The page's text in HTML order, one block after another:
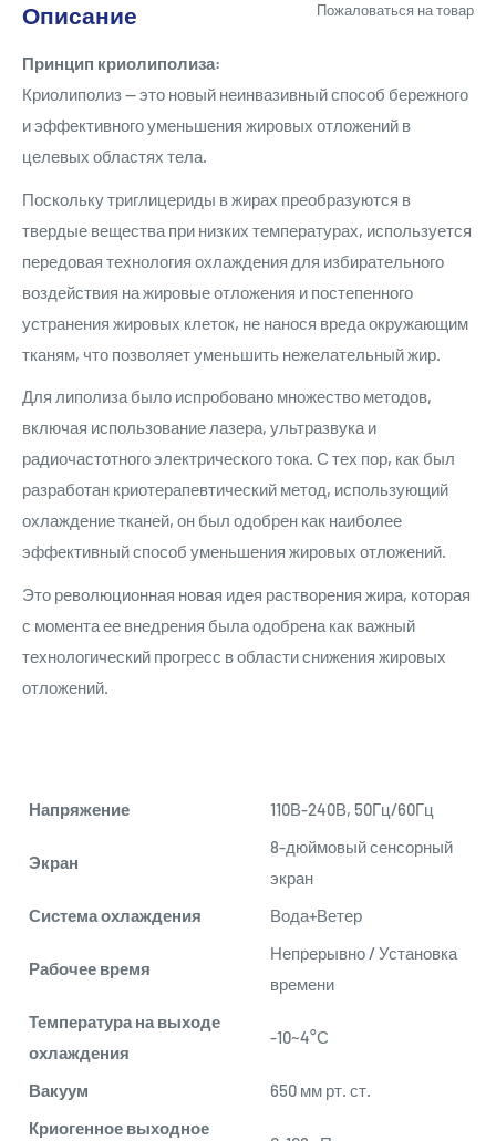
Описание Пожаловаться на товар
Принцип криолиполиза:
Криолиполиз — это новый неинвазивный способ бережного
и эффективного уменьшения жировых отложений в
целевых областях тела.
Поскольку триглицериды в жирах преобразуются в
твердые вещества при низких температурах, используется
передовая технология охлаждения для избирательного
воздействия на жировые отложения и постепенного
устранения жировых клеток, не нанося вреда окружающим
тканям, что позволяет уменьшить нежелательный жир.
Для липолиза было испробовано множество методов,
включая использование лазера, ультразвука и
радиочастотного электрического тока. С тех пор, как был
разработан криотерапевтический метод, использующий
охлаждение тканей, он был одобрен как наиболее
эффективный способ уменьшения жировых отложений.
Это революционная новая идея растворения жира, которая
с момента ее внедрения была одобрена как важный
технологический прогресс в области снижения жировых
отложений.
Напряжение 110В-240В, 50Гц/60Гц
Экран
8-дюймовый сенсорный
экран
Система охлаждения
Вода+Ветер
Рабочее время
Непрерывно / Установка
времени
Температура на выходе
охлаждения
-10~4°С
Вакуум
650 мм рт. ст.
Криогенное выходное